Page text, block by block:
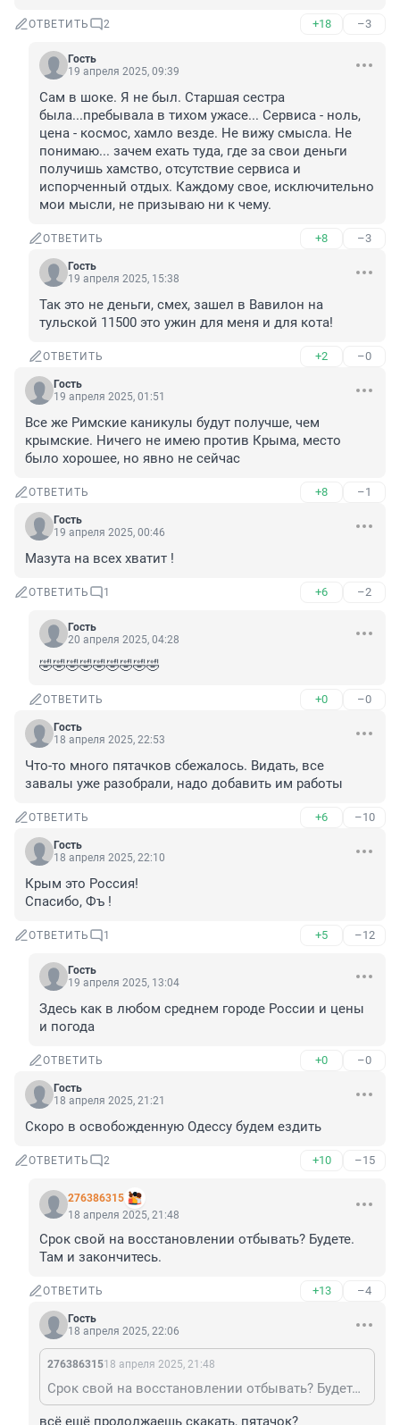
ОТВЕТИТЬ 2 +18 –3
Гость
19 апреля 2025, 09:39
Сам в шоке. Я не был. Старшая сестра
была...пребывала в тихом ужасе... Сервиса - ноль,
цена - космос, хамло везде. Не вижу смысла. Не
понимаю... зачем ехать туда, где за свои деньги
получишь хамство, отсутствие сервиса и
испорченный отдых. Каждому свое, исключительно
мои мысли, не призываю ни к чему.
ОТВЕТИТЬ +8 –3
Гость
19 апреля 2025, 15:38
Так это не деньги, смех, зашел в Вавилон на
тульской 11500 это ужин для меня и для кота!
ОТВЕТИТЬ +2 –0
Гость
19 апреля 2025, 01:51
Все же Римские каникулы будут получше, чем
крымские. Ничего не имею против Крыма, место
было хорошее, но явно не сейчас
ОТВЕТИТЬ +8 –1
Гость
19 апреля 2025, 00:46
Мазута на всех хватит !
ОТВЕТИТЬ 1 +6 –2
Гость
20 апреля 2025, 04:28
🤣🤣🤣🤣🤣🤣🤣🤣🤣
ОТВЕТИТЬ +0 –0
Гость
18 апреля 2025, 22:53
Что-то много пятачков сбежалось. Видать, все
завалы уже разобрали, надо добавить им работы
ОТВЕТИТЬ +6 –10
Гость
18 апреля 2025, 22:10
Крым это Россия!
Спасибо, Фъ !
ОТВЕТИТЬ 1 +5 –12
Гость
19 апреля 2025, 13:04
Здесь как в любом среднем городе России и цены
и погода
ОТВЕТИТЬ +0 –0
Гость
18 апреля 2025, 21:21
Скоро в освобожденную Одессу будем ездить
ОТВЕТИТЬ 2 +10 –15
276386315
18 апреля 2025, 21:48
Срок свой на восстановлении отбывать? Будете.
Там и закончитесь.
ОТВЕТИТЬ +13 –4
Гость
18 апреля 2025, 22:06
27638631518 апреля 2025, 21:48
Срок свой на восстановлении отбывать? Будете. Там и закончитесь.
всё ещё продолжаешь скакать, пятачок?